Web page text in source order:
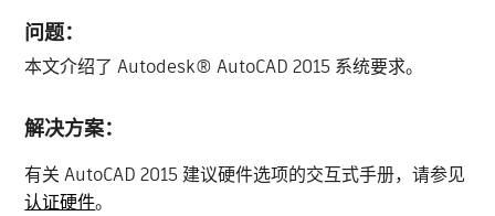
问题：
本文介绍了 Autodesk® AutoCAD 2015 系统要求。
解决方案：
有关 AutoCAD 2015 建议硬件选项的交互式手册，请参见
认证硬件。